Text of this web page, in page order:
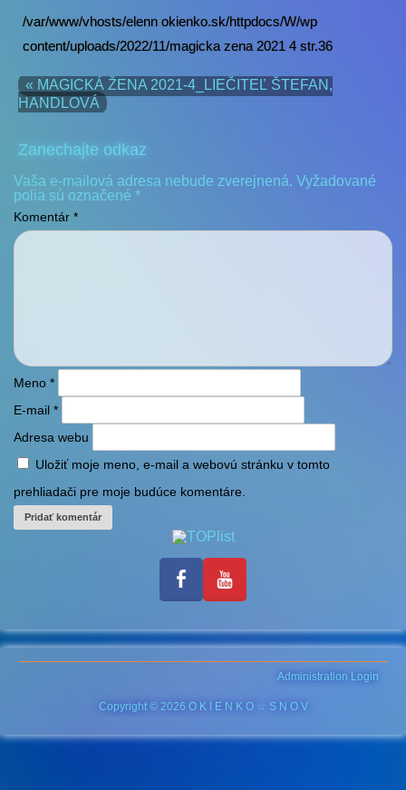
/var/www/vhosts/elenn okienko.sk/httpdocs/W/wp
content/uploads/2022/11/magicka zena 2021 4 str.36
« MAGICKÁ ŽENA 2021-4_LIEČITEĽ ŠTEFAN,
HANDLOVÁ
Zanechajte odkaz
Vaša e-mailová adresa nebude zverejnená. Vyžadované
polia sú označené *
Komentár *
Meno *
E-mail *
Adresa webu
Uložiť moje meno, e-mail a webovú stránku v tomto
prehliadači pre moje budúce komentáre.
Administration Login
Copyright © 2026 O K I E N K O ☆ S N O V